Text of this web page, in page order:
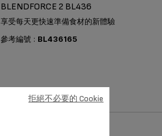
BLENDFORCE 2 BL436
享受每天更快速準備食材的新體驗
參考編號 : BL436165
拒絕不必要的 Cookie